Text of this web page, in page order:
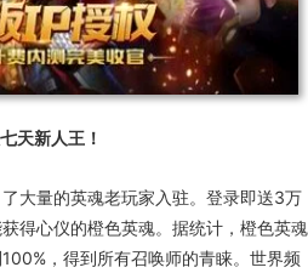
天新人王！
大量的英魂老玩家入驻。登录即送3万
得心仪的橙色英魂。据统计，橙色英魂
，得到所有召唤师的青睐。世界频